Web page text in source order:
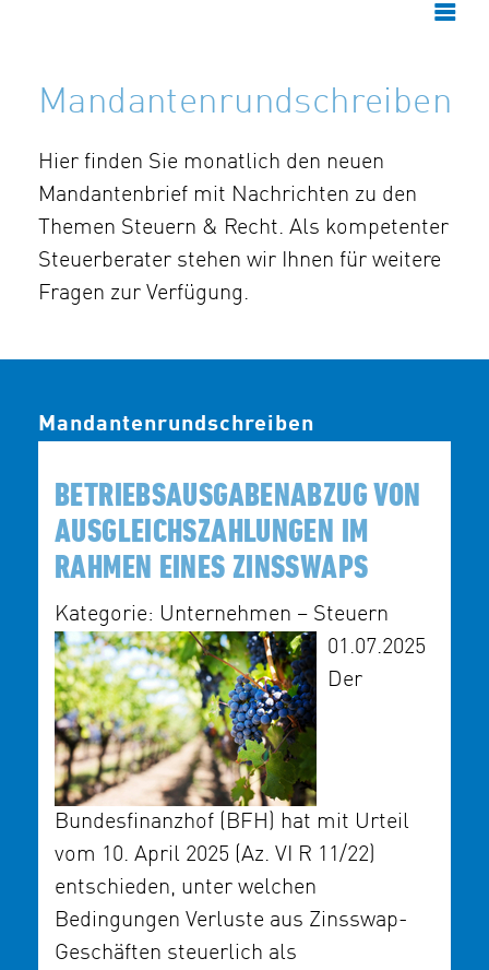
Mandantenrundschreiben
Hier finden Sie monatlich den neuen
Mandantenbrief mit Nachrichten zu den
Themen Steuern & Recht. Als kompetenter
Steuerberater stehen wir Ihnen für weitere
Fragen zur Verfügung.
Mandantenrundschreiben
BETRIEBSAUSGABENABZUG VON
AUSGLEICHSZAHLUNGEN IM
RAHMEN EINES ZINSSWAPS
Kategorie: Unternehmen – Steuern
01.07.2025
Der
Bundesfinanzhof (BFH) hat mit Urteil
vom 10. April 2025 (Az. VI R 11/22)
entschieden, unter welchen
Bedingungen Verluste aus Zinsswap-
Geschäften steuerlich als